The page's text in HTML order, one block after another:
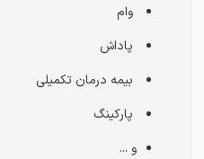
وام
پاداش
بیمه درمان تکمیلی
پارکینگ
و ...